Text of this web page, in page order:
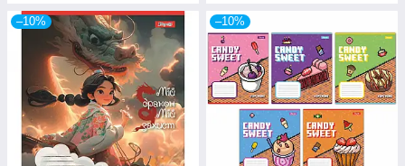
–10% –10%